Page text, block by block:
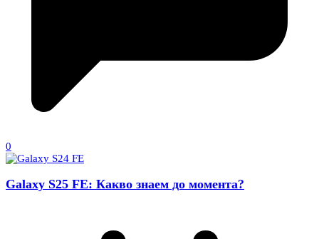
0
Galaxy S25 FE: Какво знаем до момента?